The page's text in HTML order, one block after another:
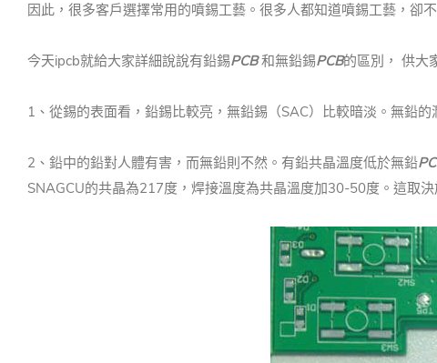
因此，很多客戶選擇常用的噴錫工藝。 很多人都知道噴錫工藝，卻
今天ipcb就給大家詳細說說有鉛錫PCB 和無鉛錫PCB的區別， 供大
1、從錫的表面看，鉛錫比較亮，無鉛錫（SAC）比較暗淡。 無鉛的
2、鉛中的鉛對人體有害，而無鉛則不然。 有鉛共晶溫度低於無鉛
SNAGCU的共晶為217度，焊接溫度為共晶溫度加30-50度。 這取決